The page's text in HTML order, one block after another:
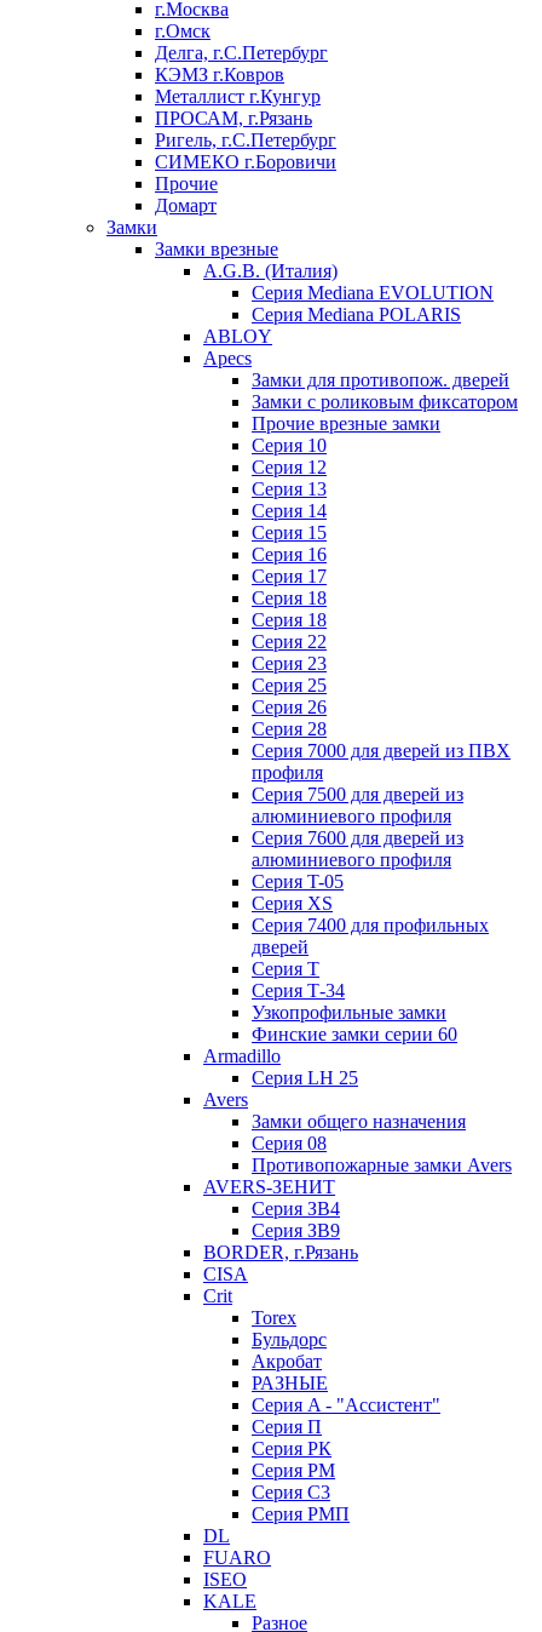
г.Москва
г.Омск
Делга, г.С.Петербург
КЭМЗ г.Ковров
Металлист г.Кунгур
ПРОСАМ, г.Рязань
Ригель, г.С.Петербург
СИМЕКО г.Боровичи
Прочие
Домарт
Замки
Замки врезные
A.G.B. (Италия)
Серия Mediana EVOLUTION
Серия Mediana POLARIS
ABLOY
Apecs
Замки для противопож. дверей
Замки с роликовым фиксатором
Прочие врезные замки
Серия 10
Серия 12
Серия 13
Серия 14
Серия 15
Серия 16
Серия 17
Серия 18
Серия 18
Серия 22
Серия 23
Серия 25
Серия 26
Серия 28
Серия 7000 для дверей из ПВХ
профиля
Серия 7500 для дверей из
алюминиевого профиля
Серия 7600 для дверей из
алюминиевого профиля
Серия T-05
Серия XS
Серия 7400 для профильных
дверей
Серия Т
Серия Т-34
Узкопрофильные замки
Финские замки серии 60
Armadillo
Серия LH 25
Avers
Замки общего назначения
Серия 08
Противопожарные замки Avers
AVERS-ЗЕНИТ
Серия ЗВ4
Серия ЗВ9
BORDER, г.Рязань
CISA
Crit
Torex
Бульдорс
Акробат
РАЗНЫЕ
Серия A - "Ассистент"
Серия П
Серия РК
Серия РМ
Серия С3
Серия РМП
DL
FUARO
ISEO
KALE
Разное